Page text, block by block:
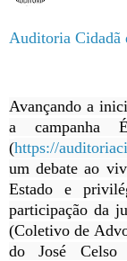
Auditoria Cidadã
Avançando a
a campanha
(https://
um debate ao
Estado e
participação da
(Coletivo de
do José Celso